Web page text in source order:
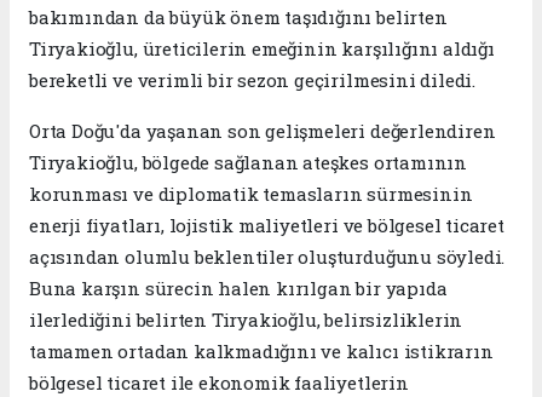
bakımından da büyük önem taşıdığını belirten
Tiryakioğlu, üreticilerin emeğinin karşılığını aldığı
bereketli ve verimli bir sezon geçirilmesini diledi.
Orta Doğu'da yaşanan son gelişmeleri değerlendiren
Tiryakioğlu, bölgede sağlanan ateşkes ortamının
korunması ve diplomatik temasların sürmesinin
enerji fiyatları, lojistik maliyetleri ve bölgesel ticaret
açısından olumlu beklentiler oluşturduğunu söyledi.
Buna karşın sürecin halen kırılgan bir yapıda
ilerlediğini belirten Tiryakioğlu, belirsizliklerin
tamamen ortadan kalkmadığını ve kalıcı istikrarın
bölgesel ticaret ile ekonomik faaliyetlerin